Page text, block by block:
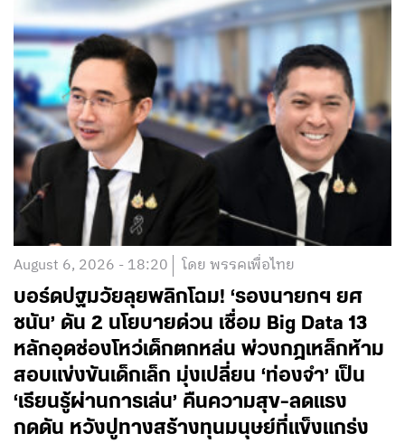
August 6, 2026 - 18:20 โดย พรรคเพื่อไทย
บอร์ดปฐมวัยลุยพลิกโฉม! ‘รองนายกฯ ยศ
ชนัน’ ดัน 2 นโยบายด่วน เชื่อม Big Data 13
หลักอุดช่องโหว่เด็กตกหล่น พ่วงกฎเหล็กห้าม
สอบแข่งขันเด็กเล็ก มุ่งเปลี่ยน ‘ท่องจำ’ เป็น
‘เรียนรู้ผ่านการเล่น’ คืนความสุข-ลดแรง
กดดัน หวังปูทางสร้างทุนมนุษย์ที่แข็งแกร่ง